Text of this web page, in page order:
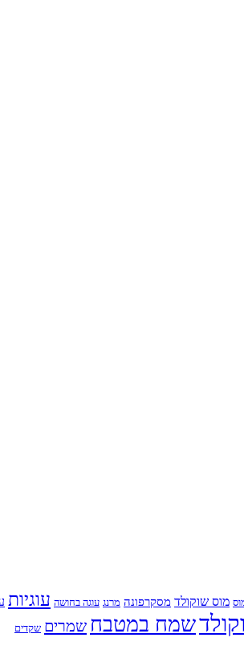
מוס שוקולד מסקרפונה מרנג עוגה בחושה עוגיות
שמח במטבח שמרים שקדים